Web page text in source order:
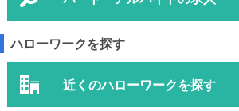
ハローワークを探す
近くのハローワークを探す